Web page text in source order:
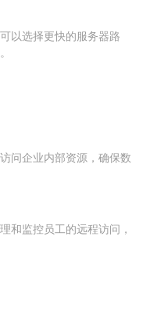
以选择更快的服务器路
问企业内部资源，确保数
和监控员工的远程访问，